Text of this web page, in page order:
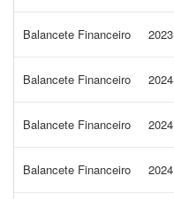
Balancete Financeiro 2023
Balancete Financeiro 2024
Balancete Financeiro 2024
Balancete Financeiro 2024